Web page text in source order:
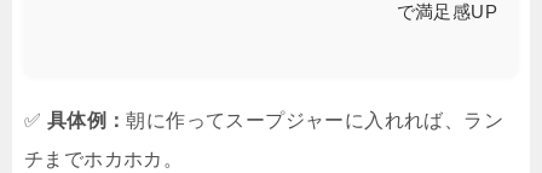
で満足感UP
✅ 具体例：朝に作ってスープジャーに入れれば、ラン
チまでホカホカ。